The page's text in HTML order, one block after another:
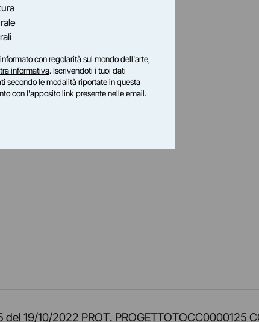
19/10/2022 PROT. PROGETTOTOCC0000125
con regolarità sul mondo dell'arte,
informativa. Iscrivendoti i tuoi dati
secondo le modalità riportate inquesta
con l'apposito link presente nelle email.